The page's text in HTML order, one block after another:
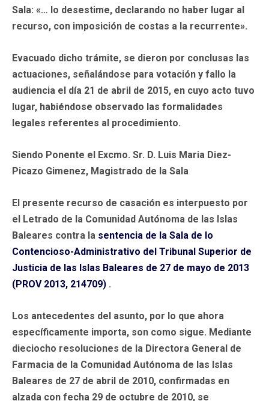
Sala: «… lo desestime, declarando no haber lugar al
recurso, con imposición de costas a la recurrente».
Evacuado dicho trámite, se dieron por conclusas las
actuaciones, señalándose para votación y fallo la
audiencia el día 21 de abril de 2015, en cuyo acto tuvo
lugar, habiéndose observado las formalidades
legales referentes al procedimiento.
Siendo Ponente el Excmo. Sr. D. Luis Maria Diez-
Picazo Gimenez, Magistrado de la Sala
El presente recurso de casación es interpuesto por
el Letrado de la Comunidad Autónoma de las Islas
Baleares contra la sentencia de la Sala de lo
Contencioso-Administrativo del Tribunal Superior de
Justicia de las Islas Baleares de 27 de mayo de 2013
(PROV 2013, 214709) .
Los antecedentes del asunto, por lo que ahora
específicamente importa, son como sigue. Mediante
dieciocho resoluciones de la Directora General de
Farmacia de la Comunidad Autónoma de las Islas
Baleares de 27 de abril de 2010, confirmadas en
alzada con fecha 29 de octubre de 2010, se